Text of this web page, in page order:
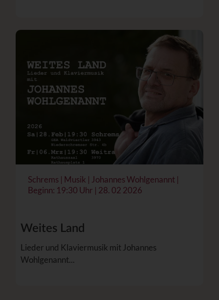
Schrems | Musik | Johannes Wohlgenannt |
Beginn: 19:30 Uhr | 28. 02 2026
Weites Land
Lieder und Klaviermusik mit Johannes
Wohlgenannt...